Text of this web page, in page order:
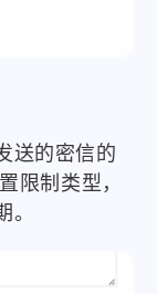
送的密信的
限制类型，